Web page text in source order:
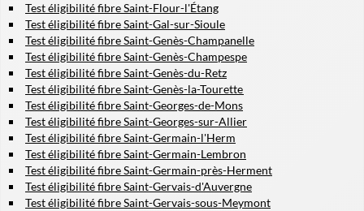
Test éligibilité fibre Saint-Flour-l'Étang
Test éligibilité fibre Saint-Gal-sur-Sioule
Test éligibilité fibre Saint-Genès-Champanelle
Test éligibilité fibre Saint-Genès-Champespe
Test éligibilité fibre Saint-Genès-du-Retz
Test éligibilité fibre Saint-Genès-la-Tourette
Test éligibilité fibre Saint-Georges-de-Mons
Test éligibilité fibre Saint-Georges-sur-Allier
Test éligibilité fibre Saint-Germain-l'Herm
Test éligibilité fibre Saint-Germain-Lembron
Test éligibilité fibre Saint-Germain-près-Herment
Test éligibilité fibre Saint-Gervais-d'Auvergne
Test éligibilité fibre Saint-Gervais-sous-Meymont